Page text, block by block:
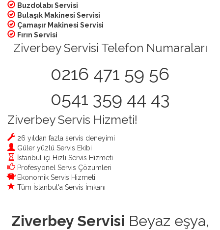
Buzdolabı Servisi
Bulaşık Makinesi Servisi
Çamaşır Makinesi Servisi
Fırın Servisi
Ziverbey Servisi Telefon Numaraları
0216 471 59 56
0541 359 44 43
Ziverbey Servis Hizmeti!
26 yıldan fazla servis deneyimi
Güler yüzlü Servis Ekibi
İstanbul içi Hızlı Servis Hizmeti
Profesyonel Servis Çözümleri
Ekonomik Servis Hizmeti
Tüm İstanbul'a Servis İmkanı
Ziverbey Servisi Beyaz eşya,